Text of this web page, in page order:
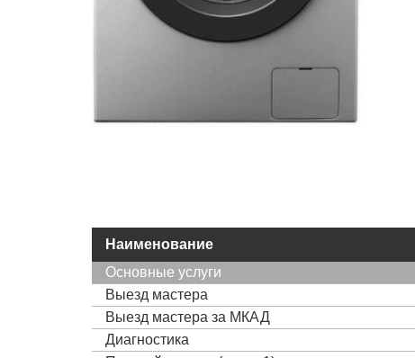
Наименование
Основные услуги
Выезд мастера
Выезд мастера за МКАД
Диагностика